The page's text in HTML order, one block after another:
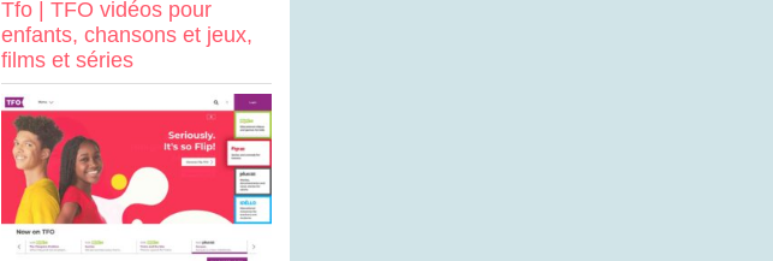
Tfo | TFO vidéos pour
enfants, chansons et jeux,
films et séries